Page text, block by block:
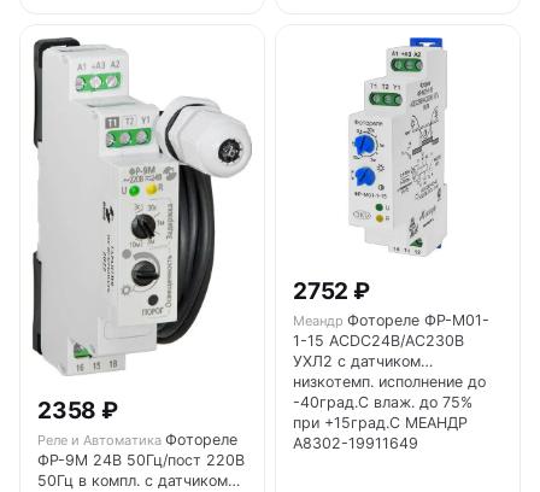
2358 ₽
Реле и Автоматика Фотореле
ФР-9М 24В 50Гц/пост 220В
50Гц в компл. с датчиком
2752 ₽
Меандр Фотореле ФР-М01-
1-15 ACDC24В/AC230В
УХЛ2 с датчиком
низкотемп. исполнение до
-40град.C влаж. до 75%
при +15град.C МЕАНДР
A8302-19911649